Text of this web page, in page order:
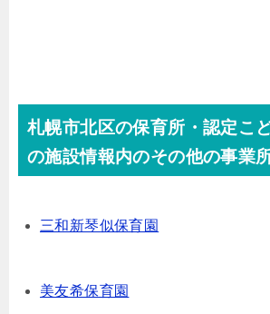
札幌市北区の保育所・認定こ
の施設情報内のその他の事業
三和新琴似保育園
美友希保育園